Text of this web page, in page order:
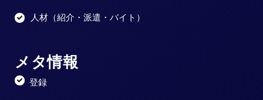
人材（紹介・派遣・バイト）
メタ情報
登録